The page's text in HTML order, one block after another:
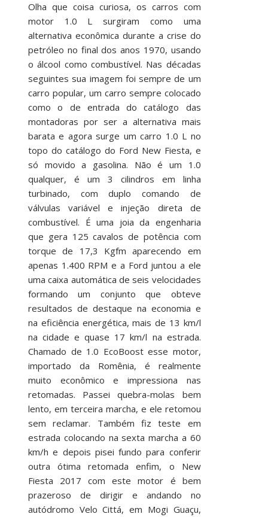
Olha que coisa curiosa, os carros com
motor 1.0 L surgiram como uma
alternativa econômica durante a crise do
petróleo no final dos anos 1970, usando
o álcool como combustível. Nas décadas
seguintes sua imagem foi sempre de um
carro popular, um carro sempre colocado
como o de entrada do catálogo das
montadoras por ser a alternativa mais
barata e agora surge um carro 1.0 L no
topo do catálogo do Ford New Fiesta, e
só movido a gasolina. Não é um 1.0
qualquer, é um 3 cilindros em linha
turbinado, com duplo comando de
válvulas variável e injeção direta de
combustível. É uma joia da engenharia
que gera 125 cavalos de potência com
torque de 17,3 Kgfm aparecendo em
apenas 1.400 RPM e a Ford juntou a ele
uma caixa automática de seis velocidades
formando um conjunto que obteve
resultados de destaque na economia e
na eficiência energética, mais de 13 km/l
na cidade e quase 17 km/l na estrada.
Chamado de 1.0 EcoBoost esse motor,
importado da Romênia, é realmente
muito econômico e impressiona nas
retomadas. Passei quebra-molas bem
lento, em terceira marcha, e ele retomou
sem reclamar. Também fiz teste em
estrada colocando na sexta marcha a 60
km/h e depois pisei fundo para conferir
outra ótima retomada enfim, o New
Fiesta 2017 com este motor é bem
prazeroso de dirigir e andando no
autódromo Velo Cittá, em Mogi Guaçu,